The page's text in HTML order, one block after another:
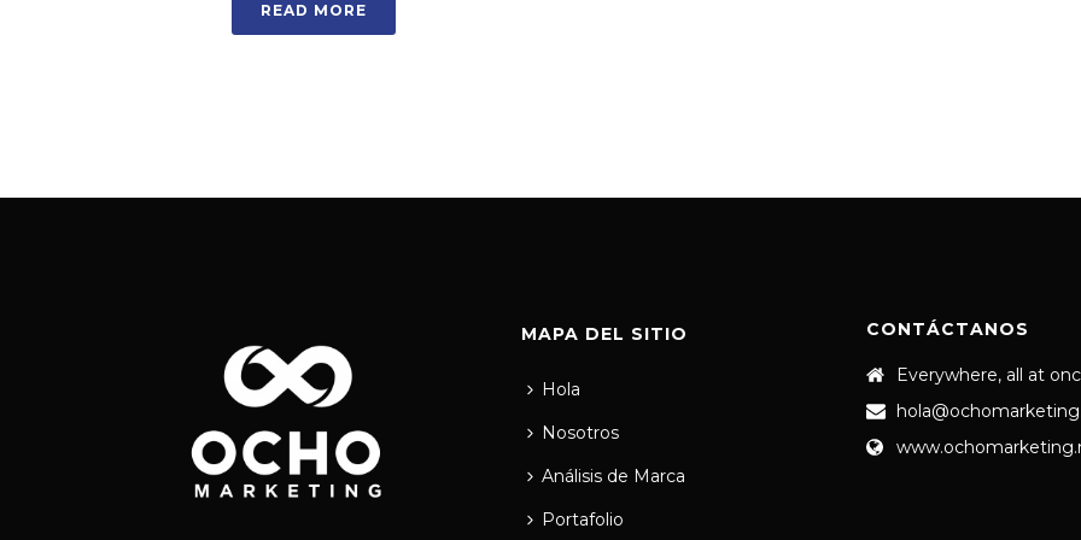
READ MORE
MAPA DEL SITIO
Hola
Nosotros
Análisis de Marca
Portafolio
CONTÁCTANOS
Everywhere, all at